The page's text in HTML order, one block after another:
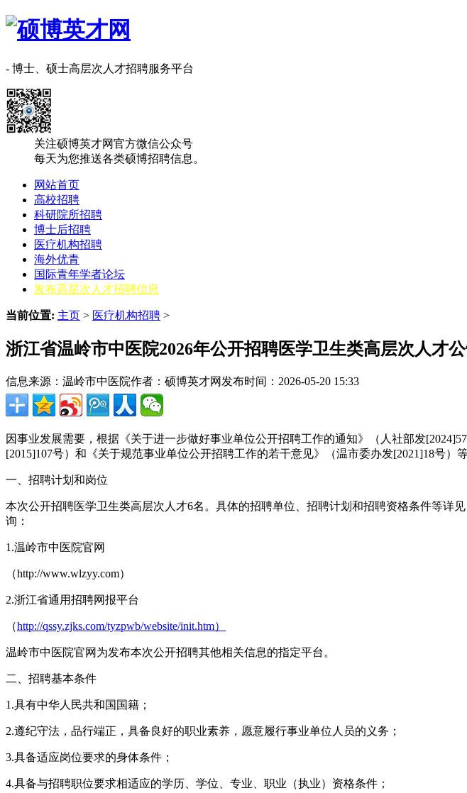
- 博士、硕士高层次人才招聘服务平台
关注硕博英才网官方微信公众号
每天为您推送各类硕博招聘信息。
网站首页
高校招聘
科研院所招聘
博士后招聘
医疗机构招聘
海外优青
国际青年学者论坛
发布高层次人才招聘信息
当前位置: 主页 > 医疗机构招聘 >
浙江省温岭市中医院2026年公开招聘医学卫生类高层次人才
信息来源：温岭市中医院作者：硕博英才网 发布时间：2026-05-20 15:33
因事业发展需要，根据《关于进一步做好事业单位公开招聘工作的通知》（人社部发
[2015]107号）和《关于规范事业单位公开招聘工作的若干意见》（温市委办发[2021]18号
一、招聘计划和岗位
本次公开招聘医学卫生类高层次人才6名。具体的招聘单位、招聘计划和招聘资格条件等详
询：
1.温岭市中医院官网
（http://www.wlzyy.com）
2.浙江省通用招聘网报平台
（http://qssy.zjks.com/tyzpwb/website/init.htm）
温岭市中医院官网为发布本次公开招聘其他相关信息的指定平台。
二、招聘基本条件
1.具有中华人民共和国国籍；
2.遵纪守法，品行端正，具备良好的职业素养，愿意履行事业单位人员的义务；
3.具备适应岗位要求的身体条件；
4.具备与招聘职位要求相适应的学历、学位、专业、职业（执业）资格条件；